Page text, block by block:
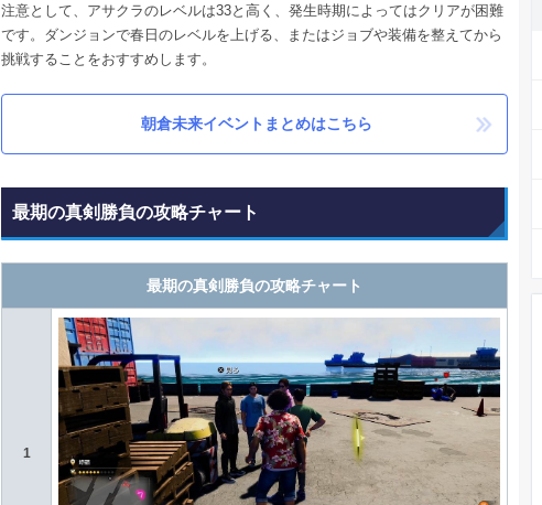
注意として、アサクラのレベルは33と高く、発生時期によってはクリアが困難
です。ダンジョンで春日のレベルを上げる、またはジョブや装備を整えてから
挑戦することをおすすめします。
朝倉未来イベントまとめはこちら
最期の真剣勝負の攻略チャート
最期の真剣勝負の攻略チャート
1